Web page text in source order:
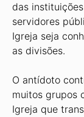
das
servidores
Igreja seja
as divisões.
O antídoto
muitos grupos
Igreja que